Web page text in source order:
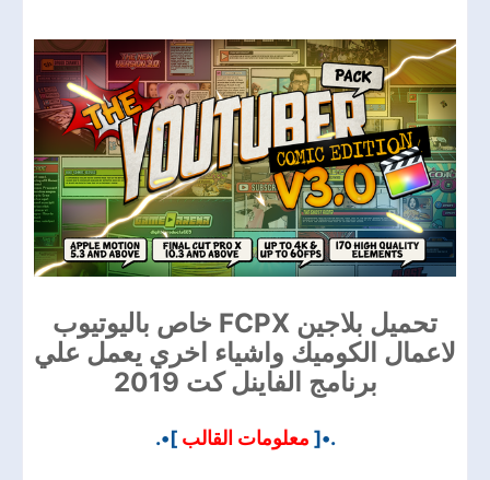
تحميل بلاجين FCPX خاص باليوتيوب
لاعمال الكوميك واشياء اخري يعمل علي
برنامج الفاينل كت 2019
.•[ معلومات القالب ]•.